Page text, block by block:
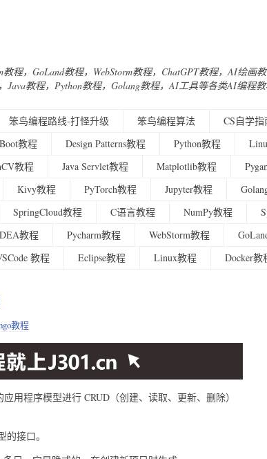
程，GoLand教程，WebStorm教程，ChatGPT教程，AI绘画教
Java教程，Python教程，Golang教程，AI工具等各类AI编程教
笨鸟编程路线-打怪升级 笨鸟编程算法 CS自学指
教程 Design Patterns教程 Python教程
教程 Java Servlet教程 Matplotlib教程
Kivy教程 PyTorch教程 Jupyter教程
SpringCloud教程 C语言教程 NumPy教程
教程 Pycharm教程 WebStorm教程
教程 Eclipse教程 Linux教程 Docker教
教程
用程序模型进行 CRUD（创建、读取、更新、删除）
接口。